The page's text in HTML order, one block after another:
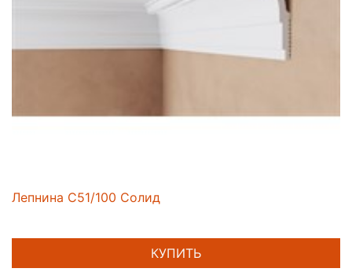
Лепнина C51/100 Солид
КУПИТЬ